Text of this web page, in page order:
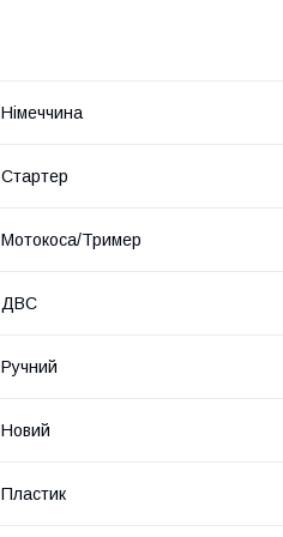
Німеччина
Стартер
Мотокоса/Тример
ДВС
Ручний
Новий
Пластик